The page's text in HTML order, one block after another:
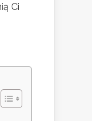
Ci